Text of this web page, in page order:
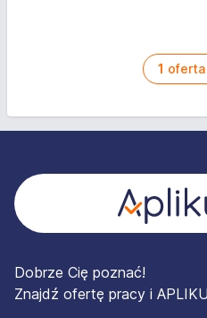
1
Dobrze Cię poznać!
Znajdź ofertę pracy i